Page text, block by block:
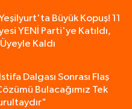
Büyük Kopuş! 11
YENİ Parti'ye Katıldı,
Kaldı
Dalgası Sonrası Flaş
Bulacağımız Tek